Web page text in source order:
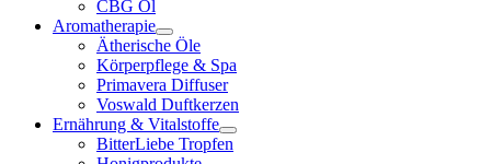
CBG Öl
Aromatherapie
Ätherische Öle
Körperpflege & Spa
Primavera Diffuser
Voswald Duftkerzen
Ernährung & Vitalstoffe
BitterLiebe Tropfen